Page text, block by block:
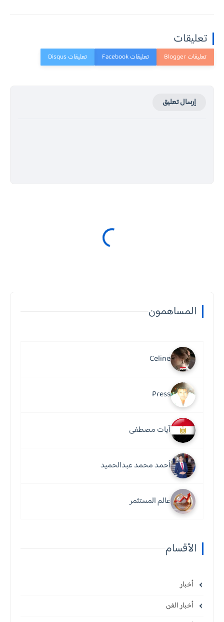
تعليقات
إرسال تعليق
المساهمون
Celine
Press
آيات مصطفى
أحمد محمد عبدالحميد
عالم المستثمر
الأقسام
أخبار
أخبار الفن